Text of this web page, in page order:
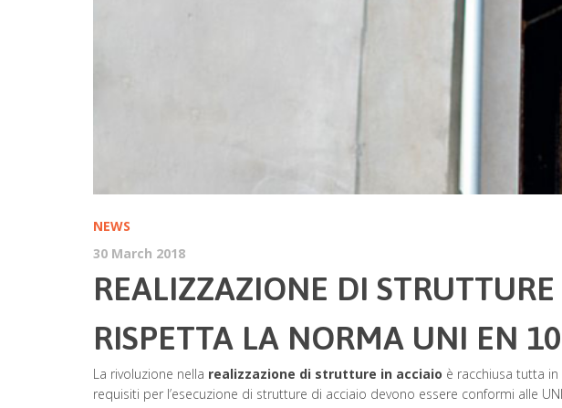
NEWS
30 March 2018
REALIZZAZIONE DI
RISPETTA LA NORMA UNI EN
La rivoluzione nella realizzazione di strutture in acciaio è racchiusa tutta in
requisiti per l’esecuzione di strutture di acciaio devono essere conformi alle UNI